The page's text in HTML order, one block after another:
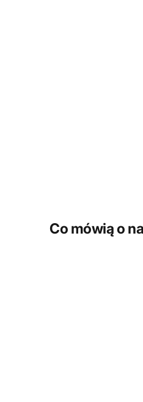
Co mówią o